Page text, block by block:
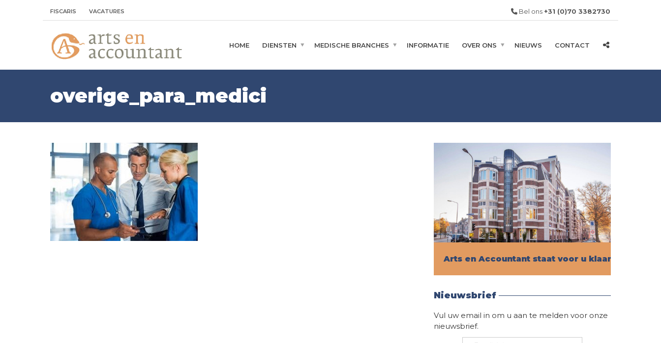
FISCARIS VACATURES Bel ons +31 (0)70 3382730
HOME DIENSTEN MEDISCHE BRANCHES INFORMATIE OVER ONS NIEUWS CONTACT
overige_para_medici
Arts en Accountant staat voor u klaar!
Nieuwsbrief
Vul uw email in om u aan te melden voor onze
nieuwsbrief.